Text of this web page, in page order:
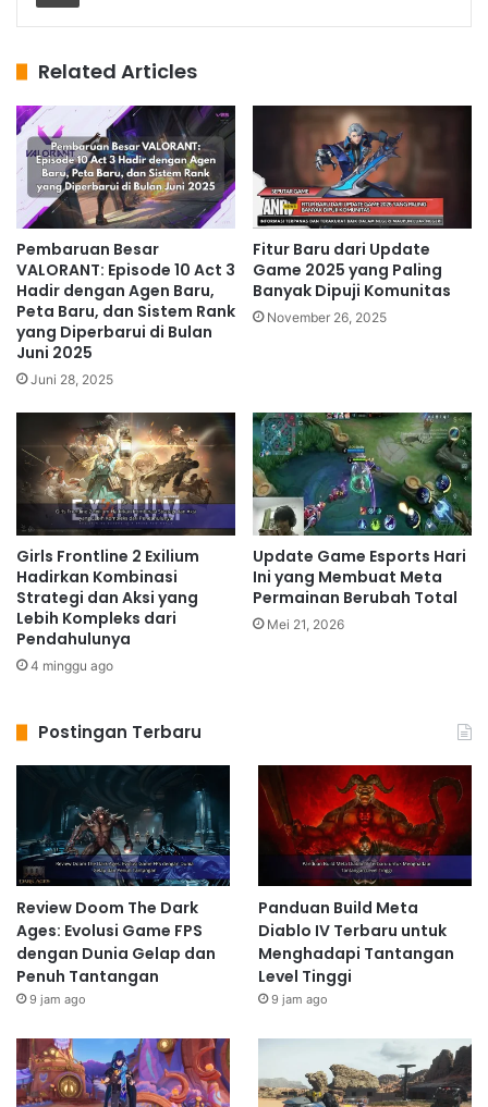
Related Articles
Pembaruan Besar
VALORANT: Episode 10 Act 3
Hadir dengan Agen Baru,
Peta Baru, dan Sistem Rank
yang Diperbarui di Bulan
Juni 2025
Juni 28, 2025
Fitur Baru dari Update
Game 2025 yang Paling
Banyak Dipuji Komunitas
November 26, 2025
Girls Frontline 2 Exilium
Hadirkan Kombinasi
Strategi dan Aksi yang
Lebih Kompleks dari
Pendahulunya
4 minggu ago
Update Game Esports Hari
Ini yang Membuat Meta
Permainan Berubah Total
Mei 21, 2026
Postingan Terbaru
Review Doom The Dark
Ages: Evolusi Game FPS
dengan Dunia Gelap dan
Penuh Tantangan
9 jam ago
Panduan Build Meta
Diablo IV Terbaru untuk
Menghadapi Tantangan
Level Tinggi
9 jam ago